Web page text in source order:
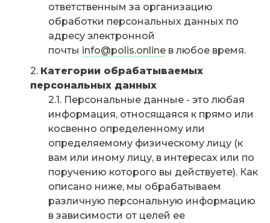
ответственным за организацию
обработки персональных данных по
адресу электронной
почты info@polis.online в любое время.
Категории обрабатываемых
персональных данных
Персональные данные - это любая
информация, относящаяся к прямо или
косвенно определенному или
определяемому физическому лицу (к
вам или иному лицу, в интересах или по
поручению которого вы действуете). Как
описано ниже, мы обрабатываем
различную персональную информацию
в зависимости от целей ее